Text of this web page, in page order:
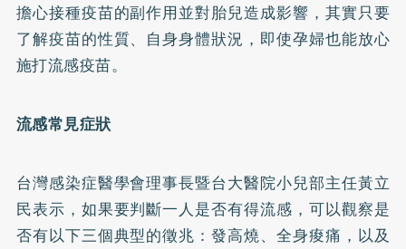
擔心接種疫苗的副作用並對胎兒造成影響，其實只要
了解疫苗的性質、自身身體狀況，即使孕婦也能放心
施打流感疫苗。
流感常見症狀
台灣感染症醫學會理事長暨台大醫院小兒部主任黃立
民表示，如果要判斷一人是否有得流感，可以觀察是
否有以下三個典型的徵兆：發高燒、全身痠痛，以及